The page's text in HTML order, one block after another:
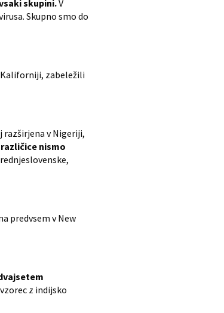
skupini.V
Skupno smo do
Kaliforniji, zabeležili
razširjena v Nigeriji,
nismo
predvsem v New
z indijsko